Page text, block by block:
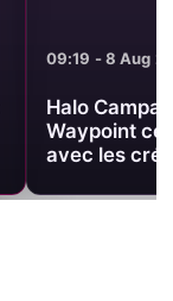
09:19 - 8 Aug
Halo
Waypoint
avec les